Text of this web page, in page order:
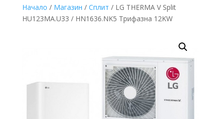
Начало / Магазин / Сплит / LG THERMA V Split
HU123MA.U33 / HN1636.NK5 Трифазна 12KW